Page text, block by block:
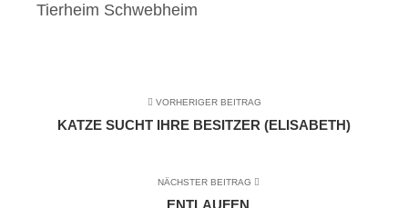
Tierheim Schwebheim
VORHERIGER BEITRAG
KATZE SUCHT IHRE BESITZER (ELISABETH)
NÄCHSTER BEITRAG
ENTLAUFEN